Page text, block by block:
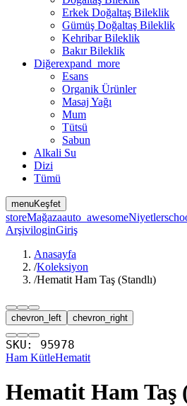
Erkek Doğaltaş Bileklik
Gümüş Doğaltaş Bileklik
Kehribar Bileklik
Bakır Bileklik
Diğerexpand_more
Esans
Organik Ürünler
Masaj Yağı
Mum
Tütsü
Sabun
Alkali Su
Dizi
Tümü
menuKeşfet
storeMağazaauto_awesomeNiyetler
ArşiviloginGiriş
Anasayfa
/Koleksiyon
/Hematit Ham Taş (Standlı)
chevron_left chevron_right
SKU: 95978
Ham KütleHematit
Hematit Ham Taş